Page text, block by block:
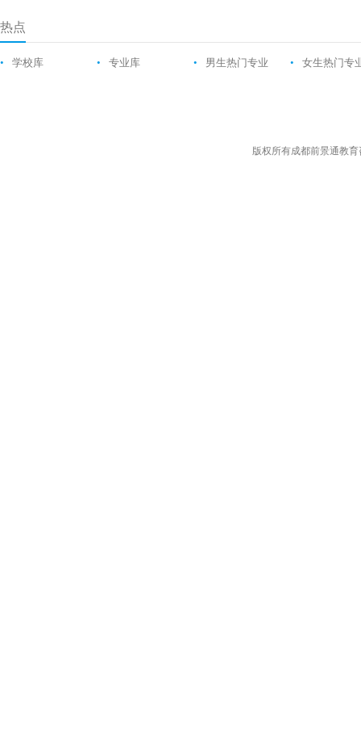
热点
• 学校库 • 专业库 • 男生热门专业 • 女生热门专
版权所有成都前景通教